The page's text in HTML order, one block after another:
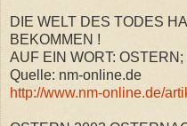
DIE WELT DES TODES
BEKOMMEN !
AUF EIN WORT:
Quelle: nm-online.de
http://www.nm-online.de/